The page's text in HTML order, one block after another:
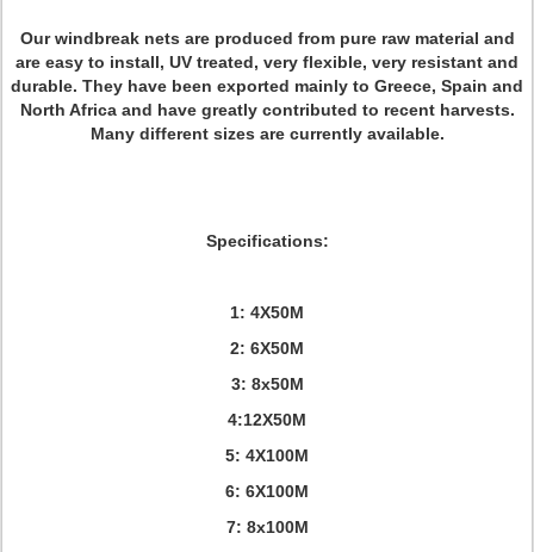
Our windbreak nets are produced from pure raw material and
are easy to install, UV treated, very flexible, very resistant and
durable. They have been exported mainly to Greece, Spain and
North Africa and have greatly contributed to recent harvests.
Many different sizes are currently available.
Specifications:
1: 4X50M
2: 6X50M
3: 8x50M
4:12X50M
5: 4X100M
6: 6X100M
7: 8x100M